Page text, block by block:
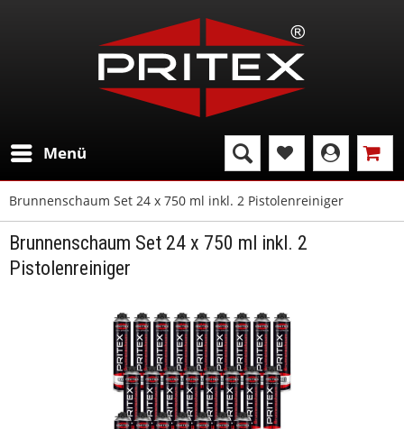
Menü
Brunnenschaum Set 24 x 750 ml inkl. 2 Pistolenreiniger
Brunnenschaum Set 24 x 750 ml inkl. 2
Pistolenreiniger